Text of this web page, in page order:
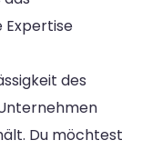
des
Du möchtest